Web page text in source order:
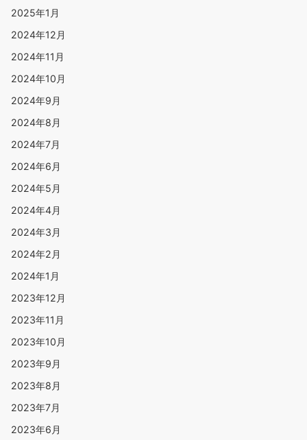
2025年1月
2024年12月
2024年11月
2024年10月
2024年9月
2024年8月
2024年7月
2024年6月
2024年5月
2024年4月
2024年3月
2024年2月
2024年1月
2023年12月
2023年11月
2023年10月
2023年9月
2023年8月
2023年7月
2023年6月